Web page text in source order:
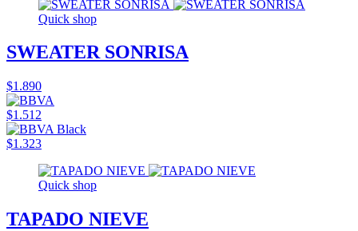
Quick shop
SWEATER SONRISA
$1.890
$1.512
$1.323
Quick shop
TAPADO NIEVE